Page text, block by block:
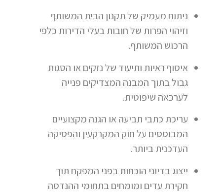
ניתוח מעמיק של תקנון הבית המשותף
וזיהוי הפרות של חובות בעלי הדירות כלפי
הרכוש המשותף.
איסוף ראיות ותיעוד של נזקים או הסגות
גבול בתוך המבנה המצדיקים פנייה
לערכאה שיפוטית.
עריכת כתבי תביעה או הגנה מקצועיים
המבוססים על חוק המקרקעין והפסיקה
העדכנית ביותר.
ייצוג בדיוני הוכחות בפני המפקח תוך
חקירת עדים ומומחים בתחומי ההנדסה